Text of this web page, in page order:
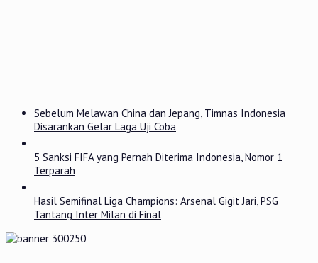
Sebelum Melawan China dan Jepang, Timnas Indonesia
Disarankan Gelar Laga Uji Coba
5 Sanksi FIFA yang Pernah Diterima Indonesia, Nomor 1
Terparah
Hasil Semifinal Liga Champions: Arsenal Gigit Jari, PSG
Tantang Inter Milan di Final